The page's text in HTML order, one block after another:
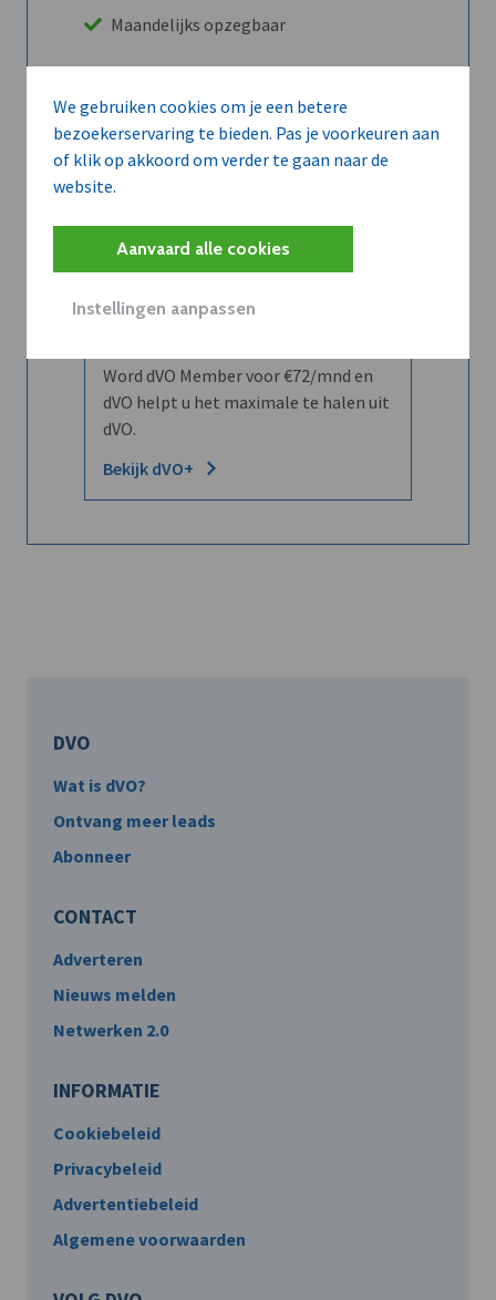
We gebruiken cookies om je een betere
bezoekerservaring te bieden. Pas je voorkeuren aan
of klik op akkoord om verder te gaan naar de
website.
Aanvaard alle cookies
Instellingen aanpassen
Maandelijks opzegbaar
Ontdek alle voordelen
Wilt u niet enkel de dVO community
leren kennen maar dat men u ook
Word dVO Member voor €72/mnd en
dVO helpt u het maximale te halen uit
dVO.
Bekijk dVO+
DVO
Wat is dVO?
Ontvang meer leads
Abonneer
CONTACT
Adverteren
Nieuws melden
Netwerken 2.0
INFORMATIE
Cookiebeleid
Privacybeleid
Advertentiebeleid
Algemene voorwaarden